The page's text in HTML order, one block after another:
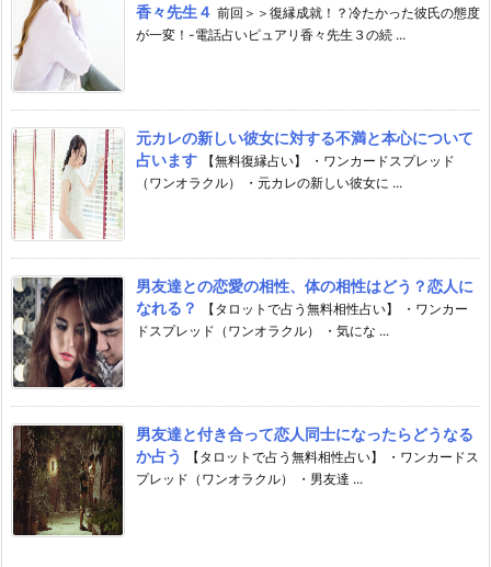
香々先生４ 前回＞＞復縁成就！？冷たかった彼氏の態度
が一変！-電話占いピュアリ香々先生３の続 ...
元カレの新しい彼女に対する不満と本心について
占います
【無料復縁占い】 ・ワンカードスプレッド
（ワンオラクル） ・元カレの新しい彼女に ...
男友達との恋愛の相性、体の相性はどう？恋人に
なれる？
【タロットで占う無料相性占い】 ・ワンカー
ドスプレッド（ワンオラクル） ・気にな ...
男友達と付き合って恋人同士になったらどうなる
か占う
【タロットで占う無料相性占い】 ・ワンカードス
プレッド（ワンオラクル） ・男友達 ...